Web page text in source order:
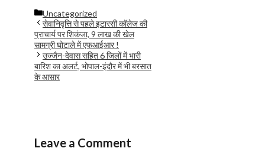
Categories
Uncategorized
सेवानिवृत्ति से पहले इटारसी कॉलेज की
प्राचार्य पर शिकंजा, 9 लाख की खेल
सामग्री घोटाले में एफआईआर !
उज्जैन-देवास सहित 6 जिलों में भारी
बारिश का अलर्ट, भोपाल-इंदौर में भी बरसात
के आसार
Leave a Comment